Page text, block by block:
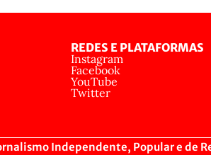
REDES E PLATAFORMAS
Instagram
Facebook
YouTube
Twitter
Independente, Popular e de